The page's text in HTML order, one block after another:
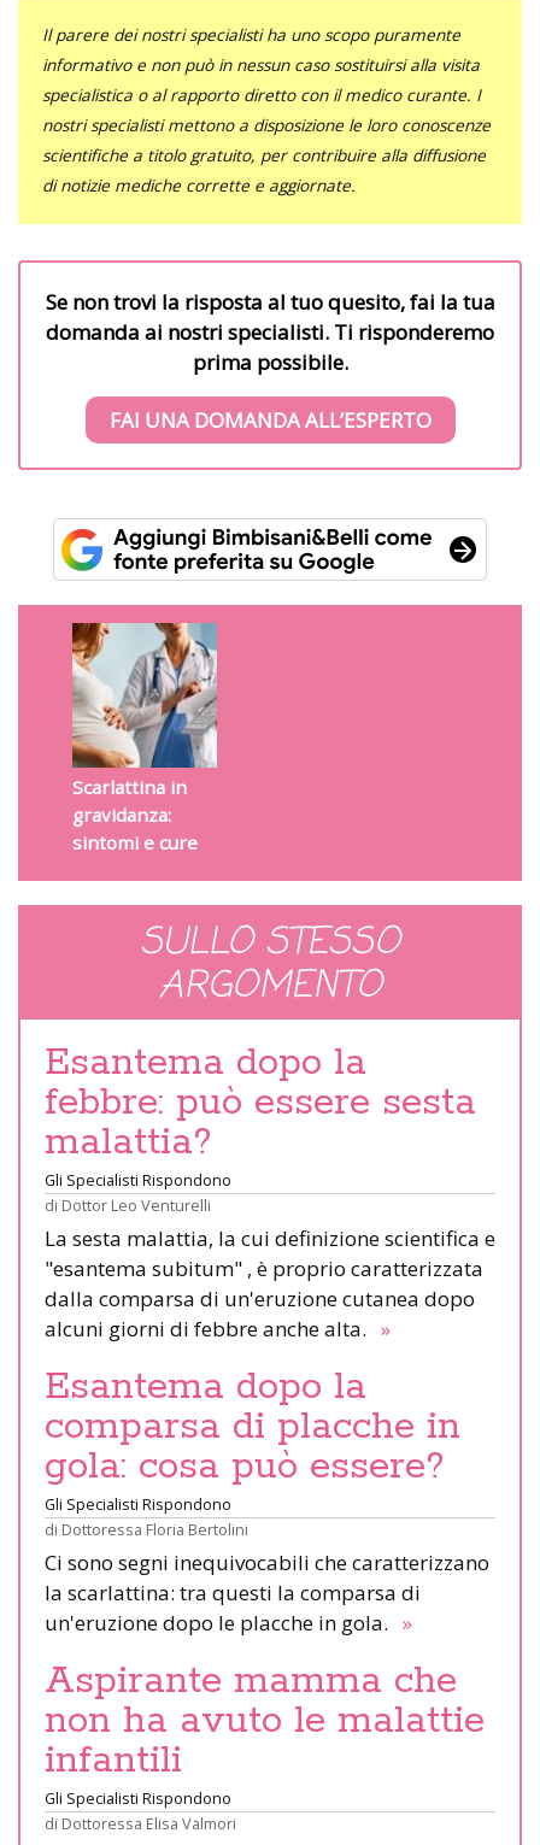
Il parere dei nostri specialisti ha uno scopo puramente
informativo e non può in nessun caso sostituirsi alla visita
specialistica o al rapporto diretto con il medico curante. I
nostri specialisti mettono a disposizione le loro conoscenze
scientifiche a titolo gratuito, per contribuire alla diffusione
di notizie mediche corrette e aggiornate.
Se non trovi la risposta al tuo quesito, fai la tua
domanda ai nostri specialisti. Ti risponderemo
prima possibile.
FAI UNA DOMANDA ALL’ESPERTO
Scarlattina in
gravidanza:
sintomi e cure
SULLO STESSO
ARGOMENTO
Esantema dopo la
febbre: può essere sesta
malattia?
Gli Specialisti Rispondono
di Dottor Leo Venturelli
La sesta malattia, la cui definizione scientifica e
"esantema subitum" , è proprio caratterizzata
dalla comparsa di un'eruzione cutanea dopo
alcuni giorni di febbre anche alta. »
Esantema dopo la
comparsa di placche in
gola: cosa può essere?
Gli Specialisti Rispondono
di Dottoressa Floria Bertolini
Ci sono segni inequivocabili che caratterizzano
la scarlattina: tra questi la comparsa di
un'eruzione dopo le placche in gola. »
Aspirante mamma che
non ha avuto le malattie
infantili
Gli Specialisti Rispondono
di Dottoressa Elisa Valmori